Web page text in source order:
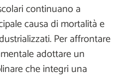
continuano a
causa di mortalità e
Per affrontare
adottare un
che integri una